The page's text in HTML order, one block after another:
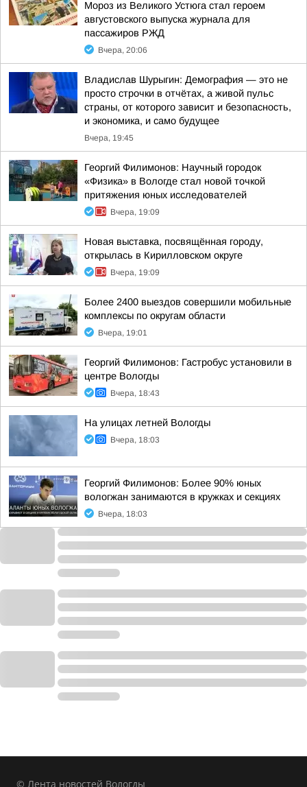
Мороз из Великого Устюга стал героем
августовского выпуска журнала для
пассажиров РЖД
Вчера, 20:06
Владислав Шурыгин: Демография — это не
просто строчки в отчётах, а живой пульс
страны, от которого зависит и безопасность,
и экономика, и само будущее
Вчера, 19:45
Георгий Филимонов: Научный городок
«Физика» в Вологде стал новой точкой
притяжения юных исследователей
Вчера, 19:09
Новая выставка, посвящённая городу,
открылась в Кирилловском округе
Вчера, 19:09
Более 2400 выездов совершили мобильные
комплексы по округам области
Вчера, 19:01
Георгий Филимонов: Гастробус установили в
центре Вологды
Вчера, 18:43
На улицах летней Вологды
Вчера, 18:03
Георгий Филимонов: Более 90% юных
вологжан занимаются в кружках и секциях
Вчера, 18:03
© Лента новостей Вологды